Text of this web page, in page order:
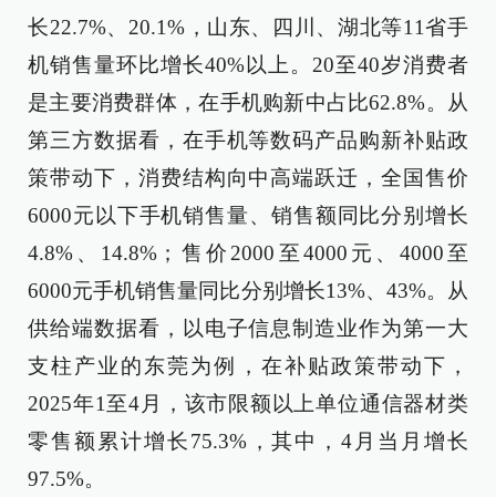
长22.7%、20.1%，山东、四川、湖北等11省手
机销售量环比增长40%以上。20至40岁消费者
是主要消费群体，在手机购新中占比62.8%。从
第三方数据看，在手机等数码产品购新补贴政
策带动下，消费结构向中高端跃迁，全国售价
6000元以下手机销售量、销售额同比分别增长
4.8%、14.8%；售价2000至4000元、4000至
6000元手机销售量同比分别增长13%、43%。从
供给端数据看，以电子信息制造业作为第一大
支柱产业的东莞为例，在补贴政策带动下，
2025年1至4月，该市限额以上单位通信器材类
零售额累计增长75.3%，其中，4月当月增长
97.5%。